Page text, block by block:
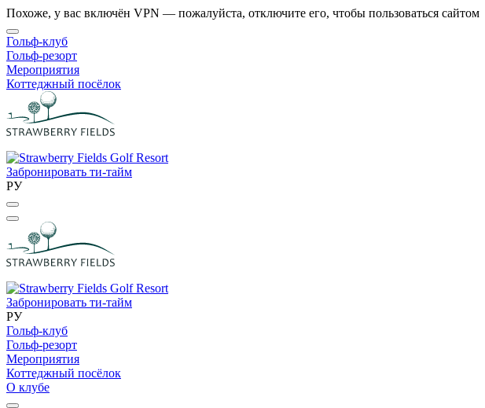
Похоже, у вас включён VPN — пожалуйста, отключите его, чтобы пользоваться сайтом
Гольф-клуб
Гольф-резорт
Мероприятия
Коттеджный посёлок
Забронировать ти-тайм
РУ
Забронировать ти-тайм
РУ
Гольф-клуб
Гольф-резорт
Мероприятия
Коттеджный посёлок
О клубе